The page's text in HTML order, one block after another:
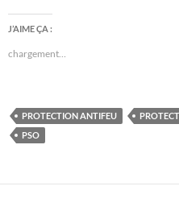
J’AIME ÇA :
chargement…
PROTECTION ANTIFEU
PSO